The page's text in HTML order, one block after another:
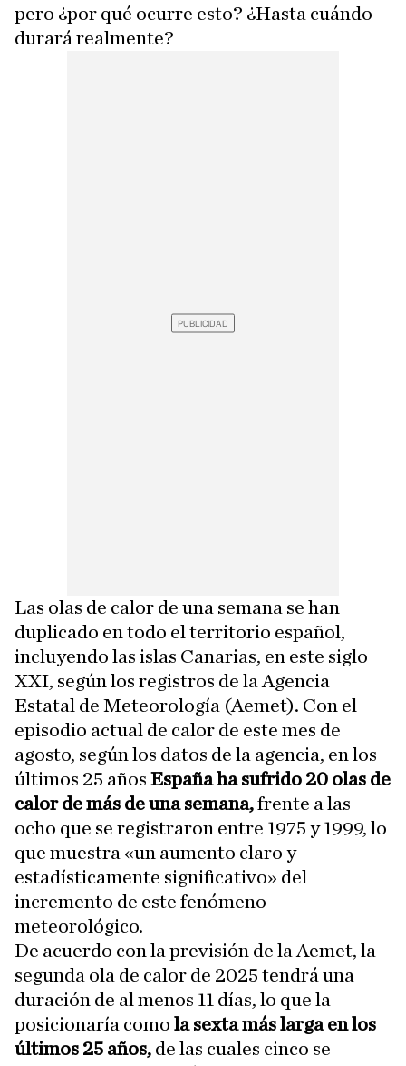
pero ¿por qué ocurre esto? ¿Hasta cuándo
durará realmente?
Las olas de calor de una semana se han
duplicado en todo el territorio español,
incluyendo las islas Canarias, en este siglo
XXI, según los registros de la Agencia
Estatal de Meteorología (Aemet). Con el
episodio actual de calor de este mes de
agosto, según los datos de la agencia, en los
últimos 25 años España ha sufrido 20 olas de
calor de más de una semana,frente a las
ocho que se registraron entre 1975 y 1999, lo
que muestra «un aumento claro y
estadísticamente significativo» del
incremento de este fenómeno
meteorológico.
De acuerdo con la previsión de la Aemet, la
segunda ola de calor de 2025 tendrá una
duración de al menos 11 días, lo que la
posicionaría como la sexta más larga en los
últimos 25 años, de las cuales cinco se